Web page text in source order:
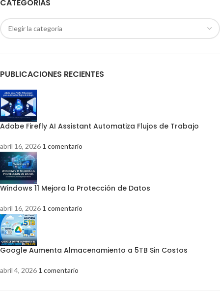
CATEGORIAS
PUBLICACIONES RECIENTES
Adobe Firefly AI Assistant Automatiza Flujos de Trabajo
abril 16, 2026 1 comentario
Windows 11 Mejora la Protección de Datos
abril 16, 2026 1 comentario
Google Aumenta Almacenamiento a 5TB Sin Costos
abril 4, 2026 1 comentario